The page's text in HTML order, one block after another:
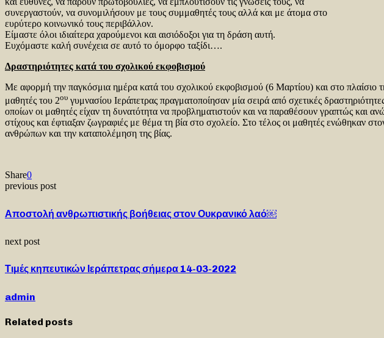
συνεργαστούν, να συνομιλήσουν με τους συμμαθητές τους αλλά και με άτομα στο
ευρύτερο κοινωνικό τους περιβάλλον.
Είμαστε όλοι ιδιαίτερα χαρούμενοι και αισιόδοξοι για τη δράση αυτή.
Ευχόμαστε καλή συνέχεια σε αυτό το όμορφο ταξίδι….
Δραστηριότητες κατά του σχολικού εκφοβισμού
Με αφορμή την παγκόσμια ημέρα κατά του σχολικού εκφοβισμού (6 Μαρτίου) και στο πλαίσιο
μαθητές του 2ου γυμνασίου Ιεράπετρας πραγματοποίησαν μία σειρά από σχετικές
οποίων οι μαθητές είχαν τη δυνατότητα να προβληματιστούν και να παραθέσουν γραπτώς και
στίχους και έφτιαξαν ζωγραφιές με θέμα τη βία στο σχολείο. Στο τέλος οι μαθητές ενώθηκαν
ανθρώπων και την καταπολέμηση της βίας.
Share0
previous post
Αποστολή ανθρωπιστικής βοήθειας στον Ουκρανικό λαό￼
next post
Τιμές κηπευτικών Ιεράπετρας σήμερα 14-03-2022
admin
Related posts